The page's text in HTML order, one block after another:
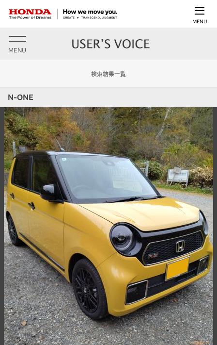
MENU
MENU
検索結果一覧
N-ONE